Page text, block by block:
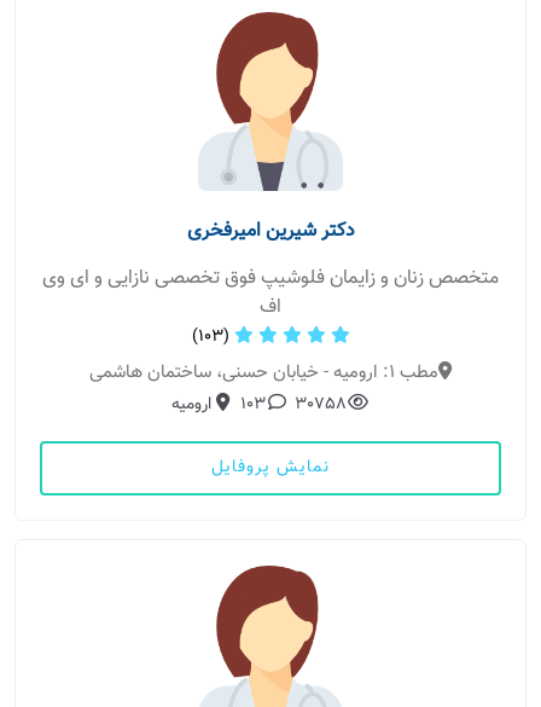
دکتر شیرین امیرفخری
متخصص زنان و زایمان فلوشیپ فوق تخصصی نازایی و ای وی
اف
(103)
مطب 1: ارومیه - خیابان حسنی، ساختمان هاشمی
30758
103 ارومیه
نمایش پروفایل